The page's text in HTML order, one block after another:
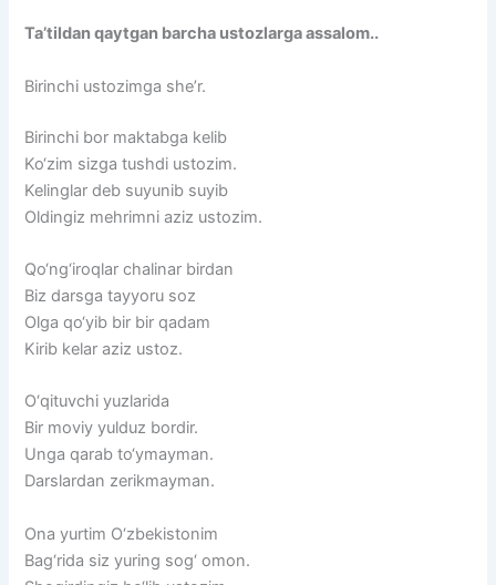
Ta’tildan qaytgan barcha ustozlarga assalom..
Birinchi ustozimga she’r.
Birinchi bor maktabga kelib
Ko‘zim sizga tushdi ustozim.
Kelinglar deb suyunib suyib
Oldingiz mehrimni aziz ustozim.
Qo‘ng‘iroqlar chalinar birdan
Biz darsga tayyoru soz
Olga qo‘yib bir bir qadam
Kirib kelar aziz ustoz.
O‘qituvchi yuzlarida
Bir moviy yulduz bordir.
Unga qarab to‘ymayman.
Darslardan zerikmayman.
Ona yurtim O‘zbekistonim
Bag‘rida siz yuring sog‘ omon.